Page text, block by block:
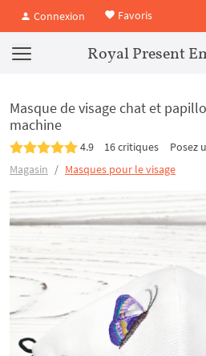
Connexion Favoris
Royal Present
Masque de visage chat et
machine
4.9 16 critiques
Posez
Magasin
Masques pour le visage